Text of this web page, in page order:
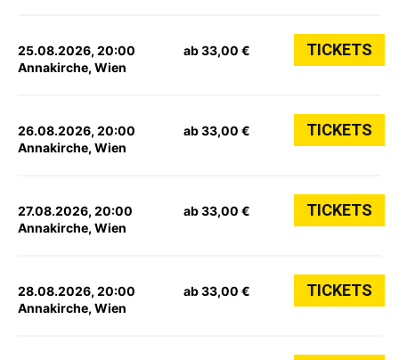
25.08.2026, 20:00
Annakirche, Wien
ab 33,00 € TICKETS
26.08.2026, 20:00
Annakirche, Wien
ab 33,00 € TICKETS
27.08.2026, 20:00
Annakirche, Wien
ab 33,00 € TICKETS
28.08.2026, 20:00
Annakirche, Wien
ab 33,00 € TICKETS